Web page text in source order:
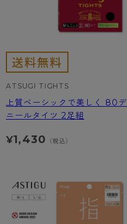
ATSUGI TIGHTS
上質ベーシックで美しく 80デ
ニールタイツ 2足組
¥1,430 （税込）